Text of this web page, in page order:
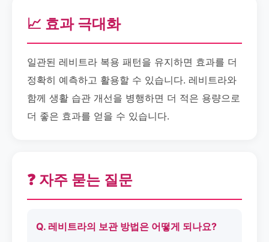
📈 효과 극대화
일관된 레비트라 복용 패턴을 유지하면 효과를 더
정확히 예측하고 활용할 수 있습니다. 레비트라와
함께 생활 습관 개선을 병행하면 더 적은 용량으로
더 좋은 효과를 얻을 수 있습니다.
❓ 자주 묻는 질문
Q. 레비트라의 보관 방법은 어떻게 되나요?